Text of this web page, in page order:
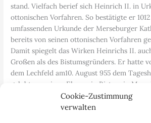
Cookie-Zustimmung
verwalten
stand. Vielfach berief sich Heinrich II. in
ottonischen Vorfahren. So bestätigte er
umfassenden Urkunde der Merseburger
bereits von seinen ottonischen Vorfahren
Damit spiegelt das Wirken Heinrichs II.
Großen als des Bistumsgründers. Er hatte
dem Lechfeld am10. August 955 dem
gelobt, zu seinen Ehren ein Bistum in
falls er in der Schlacht siegen würde.